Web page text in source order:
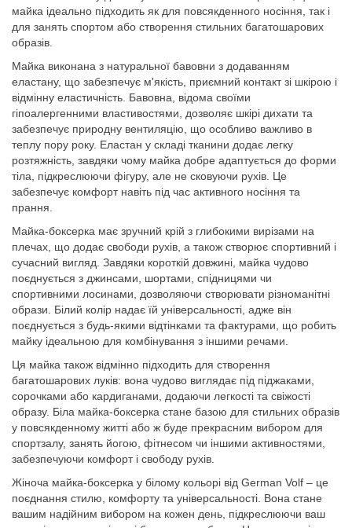
майка ідеально підходить як для повсякденного носіння, так і
для занять спортом або створення стильних багатошарових
образів.
Майка виконана з натуральної бавовни з додаванням
еластану, що забезпечує м'якість, приємний контакт зі шкірою і
відмінну еластичність. Бавовна, відома своїми
гіпоалергенними властивостями, дозволяє шкірі дихати та
забезпечує природну вентиляцію, що особливо важливо в
теплу пору року. Еластан у складі тканини додає легку
розтяжність, завдяки чому майка добре адаптується до форми
тіла, підкреслюючи фігуру, але не сковуючи рухів. Це
забезпечує комфорт навіть під час активного носіння та
прання.
Майка-боксерка має зручний крій з глибокими вирізами на
плечах, що додає свободи рухів, а також створює спортивний і
сучасний вигляд. Завдяки короткій довжині, майка чудово
поєднується з джинсами, шортами, спідницями чи
спортивними лосинами, дозволяючи створювати різноманітні
образи. Білий колір надає їй універсальності, адже він
поєднується з будь-якими відтінками та фактурами, що робить
майку ідеальною для комбінування з іншими речами.
Ця майка також відмінно підходить для створення
багатошарових луків: вона чудово виглядає під піджаками,
сорочками або кардиганами, додаючи легкості та свіжості
образу. Біла майка-боксерка стане базою для стильних образів
у повсякденному житті або ж буде прекрасним вибором для
спортзалу, занять йогою, фітнесом чи іншими активностями,
забезпечуючи комфорт і свободу рухів.
Жіноча майка-боксерка у білому кольорі від German Volf – це
поєднання стилю, комфорту та універсальності. Вона стане
вашим надійним вибором на кожен день, підкреслюючи ваш